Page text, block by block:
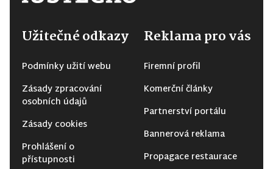
Užitečné odkazy
Podmínky užití webu
Zásady zpracování
osobních údajů
Zásady cookies
Prohlášení o
přístupnosti
Reklama pro vás
Firemní profil
Komerční články
Partnerství portálu
Bannerová reklama
Propagace restaurace